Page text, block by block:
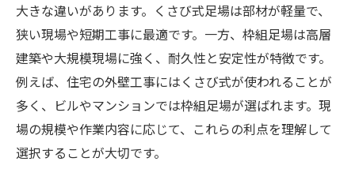
大きな違いがあります。くさび式足場は部材が軽量で、
狭い現場や短期工事に最適です。一方、枠組足場は高層
建築や大規模現場に強く、耐久性と安定性が特徴です。
例えば、住宅の外壁工事にはくさび式が使われることが
多く、ビルやマンションでは枠組足場が選ばれます。現
場の規模や作業内容に応じて、これらの利点を理解して
選択することが大切です。